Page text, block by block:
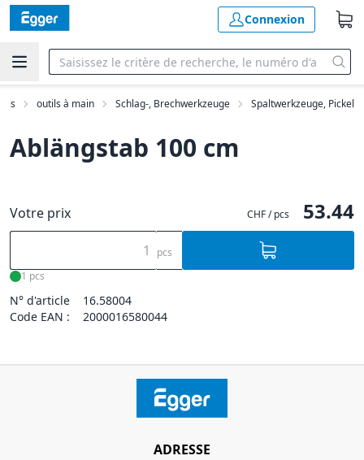
Connexion
outils à main Schlag-, Brechwerkzeuge Spaltwerkzeuge, Pickel
Ablängstab 100 cm
Votre prix CHF / pcs 53.44
pcs
1 pcs
N° d'article
16.58004
Code EAN :
2000016580044
ADRESSE